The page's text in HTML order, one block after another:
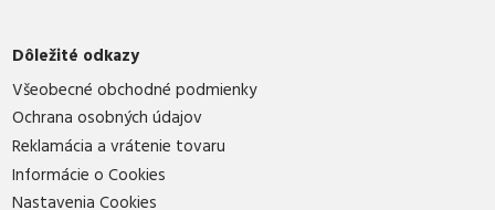
Dôležité odkazy
Všeobecné obchodné podmienky
Ochrana osobných údajov
Reklamácia a vrátenie tovaru
Informácie o Cookies
Nastavenia Cookies